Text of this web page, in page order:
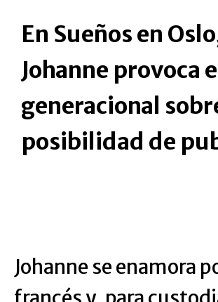
En Sueños en
Johanne provoca
generacional
posibilidad de
Johanne se enamora